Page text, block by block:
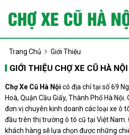
Trang Chủ Giới Thiệu
GIỚI THIỆU CHỢ XE CŨ HÀ NỘI
Chợ Xe Cũ Hà Nội có địa chỉ tại số 69
Hoà, Quận Cầu Giấy, Thành Phố Hà Nội.
đơn vị chuyên kinh doanh các loại xe ô
đầu trên thị trường ô tô cũ tại Việt
khách hàng sẽ lựa chọn được những